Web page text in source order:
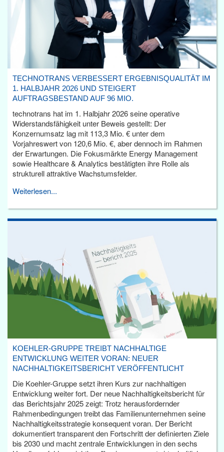
TECHNOTRANS VERBESSERT ERGEBNISQUALITÄT IM
1. HALBJAHR 2026 UND STEIGERT
AUFTRAGSBESTAND AUF 96 MIO.
technotrans hat im 1. Halbjahr 2026 seine operative
Widerstandsfähigkeit unter Beweis gestellt: Der
Konzernumsatz lag mit 113,3 Mio. € unter dem
Vorjahreswert von 120,6 Mio. €, aber dennoch im Rahmen
der Erwartungen. Die Fokusmärkte Energy Management
sowie Healthcare & Analytics bestätigten ihre Rolle als
strukturell attraktive Wachstumsfelder.
Weiterlesen...
KOEHLER-GRUPPE TREIBT NACHHALTIGE
ENTWICKLUNG WEITER VORAN: NEUER
NACHHALTIGKEITSBERICHT VERÖFFENTLICHT
Die Koehler-Gruppe setzt ihren Kurs zur nachhaltigen
Entwicklung weiter fort. Der neue Nachhaltigkeitsbericht für
das Berichtsjahr 2025 zeigt: Trotz herausfordernder
Rahmenbedingungen treibt das Familienunternehmen seine
Nachhaltigkeitsstrategie konsequent voran. Der Bericht
dokumentiert transparent den Fortschritt der definierten Ziele
bis 2030 und macht zentrale Entwicklungen in den sechs